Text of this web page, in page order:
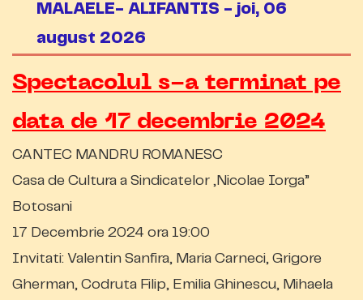
MALAELE- ALIFANTIS - joi, 06
august 2026
Spectacolul s-a terminat pe
data de 17 decembrie 2024
CANTEC MANDRU ROMANESC
Casa de Cultura a Sindicatelor „Nicolae Iorga”
Botosani
17 Decembrie 2024 ora 19:00
Invitati: Valentin Sanfira, Maria Carneci, Grigore
Gherman, Codruta Filip, Emilia Ghinescu, Mihaela